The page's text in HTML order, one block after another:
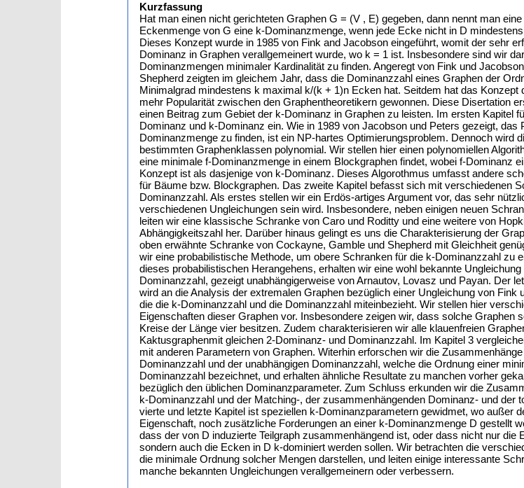
Kurzfassung
Hat man einen nicht gerichteten Graphen G = (V , E) gegeben, dann nennt man
Eckenmenge von G eine k-Dominanzmenge, wenn jede Ecke nicht in D
Dieses Konzept wurde in 1985 von Fink and Jacobson eingeführt, womit der sehr
Dominanz in Graphen verallgemeinert wurde, wo k = 1 ist. Insbesondere sind wir
Dominanzmengen minimaler Kardinalität zu finden. Angeregt von Fink und
Shepherd zeigten im gleichem Jahr, dass die Dominanzzahl eines Graphen der
Minimalgrad mindestens k maximal k/(k + 1)n Ecken hat. Seitdem hat das Konzept
mehr Popularität zwischen den Graphentheoretikern gewonnen. Diese Disertation
einen Beitrag zum Gebiet der k-Dominanz in Graphen zu leisten. Im ersten Kapitel
Dominanz und k-Dominanz ein. Wie in 1989 von Jacobson und Peters gezeigt, das
Dominanzmenge zu finden, ist ein NP-hartes Optimierungsproblem. Dennoch wird
bestimmten Graphenklassen polynomial. Wir stellen hier einen polynomiellen
eine minimale f-Dominanzmenge in einem Blockgraphen findet, wobei f-Dominanz
Konzept ist als dasjenige von k-Dominanz. Dieses Algorothmus umfasst andere
für Bäume bzw. Blockgraphen. Das zweite Kapitel befasst sich mit verschiedenen
Dominanzzahl. Als erstes stellen wir ein Erdös-artiges Argument vor, das sehr
verschiedenen Ungleichungen sein wird. Insbesondere, neben einigen neuen
leiten wir eine klassische Schranke von Caro und Roditty und eine weitere von
Abhängigkeitszahl her. Darüber hinaus gelingt es uns die Charakterisierung der
oben erwähnte Schranke von Cockayne, Gamble und Shepherd mit Gleichheit
wir eine probabilistische Methode, um obere Schranken für die k-Dominanzzahl zu
dieses probabilistischen Herangehens, erhalten wir eine wohl bekannte
Dominanzzahl, gezeigt unabhängigerweise von Arnautov, Lovasz und Payan. Der
wird an die Analysis der extremalen Graphen bezüglich einer Ungleichung von Fink
die die k-Dominanzzahl und die Dominanzzahl miteinbezieht. Wir stellen hier
Eigenschaften dieser Graphen vor. Insbesondere zeigen wir, dass solche Graphen
Kreise der Länge vier besitzen. Zudem charakterisieren wir alle klauenfreien
Kaktusgraphenmit gleichen 2-Dominanz- und Dominanzzahl. Im Kapitel 3
mit anderen Parametern von Graphen. Witerhin erforschen wir die
Dominanzzahl und der unabhängigen Dominanzzahl, welche die Ordnung einer
Dominanzzahl bezeichnet, und erhalten ähnliche Resultate zu manchen vorher
bezüglich den üblichen Dominanzparameter. Zum Schluss erkunden wir die
k-Dominanzzahl und der Matching-, der zusammenhängenden Dominanz- und der
vierte und letzte Kapitel ist speziellen k-Dominanzparametern gewidmet, wo außer
Eigenschaft, noch zusätzliche Forderungen an einer k-Dominanzmenge D gestellt
dass der von D induzierte Teilgraph zusammenhängend ist, oder dass nicht nur die
sondern auch die Ecken in D k-dominiert werden sollen. Wir betrachten die
die minimale Ordnung solcher Mengen darstellen, und leiten einige interessante
manche bekannten Ungleichungen verallgemeinern oder verbessern.